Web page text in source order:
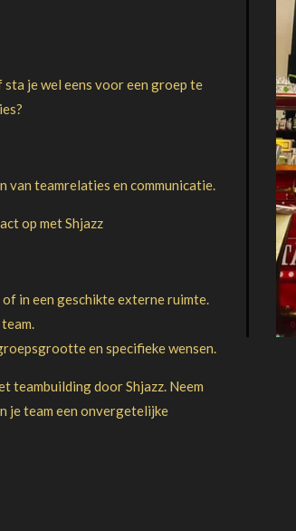
je wel eens voor een groep te
van teamrelaties en communicatie.
op met Shjazz
in een geschikte externe ruimte.
en specifieke wensen.
teambuilding door Shjazz. Neem
je team een onvergetelijke